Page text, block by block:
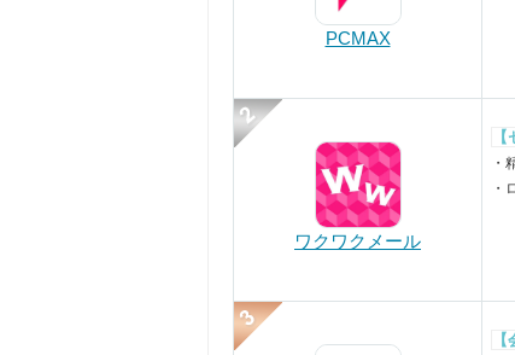
PCMAX
ワクワクメール
・
・